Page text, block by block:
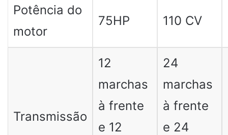
Potência do
motor
75HP 110 CV
Transmissão
12
marchas
à frente
e 12
24
marchas
à frente
e 24